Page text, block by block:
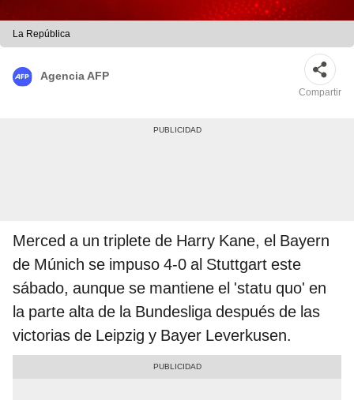
La República
Agencia AFP
Compartir
Merced a un triplete de Harry Kane, el Bayern
de Múnich se impuso 4-0 al Stuttgart este
sábado, aunque se mantiene el 'statu quo' en
la parte alta de la Bundesliga después de las
victorias de Leipzig y Bayer Leverkusen.